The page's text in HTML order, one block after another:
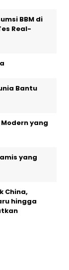
BBM di
Real-
Bantu
yang
yang
China,
hingga